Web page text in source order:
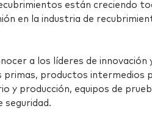
están creciendo
en la industria de
a los líderes de
primas, productos intermedios
y producción, equipos de
seguridad.